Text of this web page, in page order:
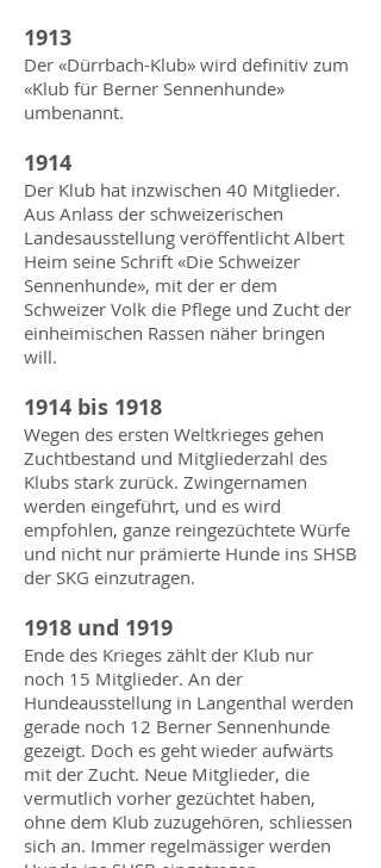
1913
Der «Dürrbach-Klub» wird definitiv zum
«Klub für Berner Sennenhunde»
umbenannt.
1914
Der Klub hat inzwischen 40 Mitglieder.
Aus Anlass der schweizerischen
Landesausstellung veröffentlicht Albert
Heim seine Schrift «Die Schweizer
Sennenhunde», mit der er dem
Schweizer Volk die Pflege und Zucht der
einheimischen Rassen näher bringen
will.
1914 bis 1918
Wegen des ersten Weltkrieges gehen
Zuchtbestand und Mitgliederzahl des
Klubs stark zurück. Zwingernamen
werden eingeführt, und es wird
empfohlen, ganze reingezüchtete Würfe
und nicht nur prämierte Hunde ins SHSB
der SKG einzutragen.
1918 und 1919
Ende des Krieges zählt der Klub nur
noch 15 Mitglieder. An der
Hundeausstellung in Langenthal werden
gerade noch 12 Berner Sennenhunde
gezeigt. Doch es geht wieder aufwärts
mit der Zucht. Neue Mitglieder, die
vermutlich vorher gezüchtet haben,
ohne dem Klub zuzugehören, schliessen
sich an. Immer regelmässiger werden